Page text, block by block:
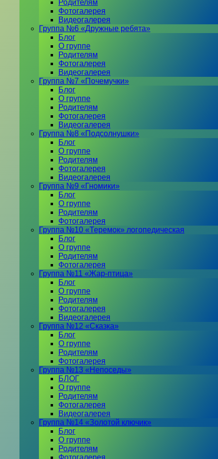
Родителям
Фотогалерея
Видеогалерея
Группа №6 «Дружные ребята»
Блог
О группе
Родителям
Фотогалерея
Видеогалерея
Группа №7 «Почемучки»
Блог
О группе
Родителям
Фотогалерея
Видеогалерея
Группа №8 «Подсолнушки»
Блог
О группе
Родителям
Фотогалерея
Видеогалерея
Группа №9 «Гномики»
Блог
О группе
Родителям
Фотогалерея
Группа №10 «Теремок» логопедическая
Блог
О группе
Родителям
Фотогалерея
Группа №11 «Жар-птица»
Блог
О группе
Родителям
Фотогалерея
Видеогалерея
Группа №12 «Сказка»
Блог
О группе
Родителям
Фотогалерея
Группа №13 «Непоседы»
БЛОГ
О группе
Родителям
Фотогалерея
Видеогалерея
Группа №14 «Золотой ключик»
Блог
О группе
Родителям
Фотогалерея